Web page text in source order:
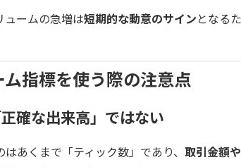
ュームの急増は短期的な動意のサイン となる
ム指標を使う際の注意点
確な出来高」ではない
はあくまで「ティック数」であり、 取引金額